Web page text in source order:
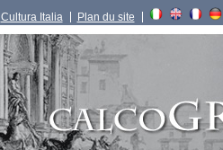
Cultura Italia Plan du site